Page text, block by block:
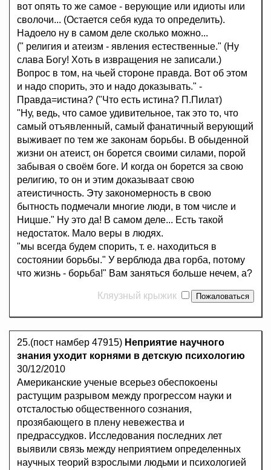
вот опять то же самое - верующие или идиоты или
сволочи... (Остается себя куда то определить).
Надоело ну в самом деле сколько можно...
(" религия и атеизм - явления естественные." (Ну
слава Богу! Хоть в извращения не записали.)
Вопрос в том, на чьей стороне правда. Вот об этом
и надо спорить, это и надо доказывать." -
Правда=истина? ("Что есть истина? П.Пилат)
"Ну, ведь, что самое удивительное, так это то, что
самый отъявленный, самый фанатичный верующий
выживает по тем же законам борьбы. В обыденной
жизни он атеист, он борется своими силами, порой
забывая о своём боге. И когда он борется за свою
религию, то он и этим доказываат свою
атеистичность. Эту закономерность в свою
бытность подмечали многие люди, в том числе и
Ницше." Ну это да! В самом деле... Есть такой
недостаток. Мало веры в людях.
"мы всегда будем спорить, т. е. находиться в
состоянии борьбы." У верблюда два горба, потому
что жизнь - борьба!" Вам заняться больше нечем, а?
Кляузный крыжик
25.(пост намбер 47915) Неприятие научного
знания уходит корнями в детскую психологию
30/12/2010
Американские ученые всерьез обеспокоены
растущим разрывом между прогрессом науки и
отсталостью общественного сознания,
прозябающего в плену невежества и
предрассудков. Исследования последних лет
выявили связь между неприятием определенных
научных теорий взрослыми людьми и психологией